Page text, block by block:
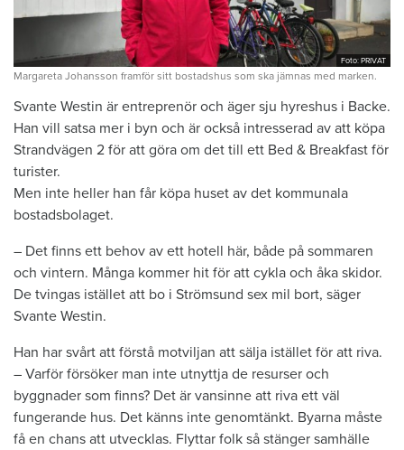
Foto: PRIVAT
Margareta Johansson framför sitt bostadshus som ska jämnas med marken.
Svante Westin är entreprenör och äger sju hyreshus i Backe.
Han vill satsa mer i byn och är också intresserad av att köpa
Strandvägen 2 för att göra om det till ett Bed & Breakfast för
turister.
Men inte heller han får köpa huset av det kommunala
bostadsbolaget.
– Det finns ett behov av ett hotell här, både på sommaren
och vintern. Många kommer hit för att cykla och åka skidor.
De tvingas istället att bo i Strömsund sex mil bort, säger
Svante Westin.
Han har svårt att förstå motviljan att sälja istället för att riva.
– Varför försöker man inte utnyttja de resurser och
byggnader som finns? Det är vansinne att riva ett väl
fungerande hus. Det känns inte genomtänkt. Byarna måste
få en chans att utvecklas. Flyttar folk så stänger samhälle